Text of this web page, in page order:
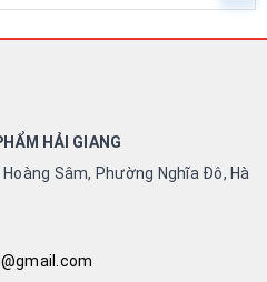
HẢI GIANG
Sâm, Phường Nghĩa Đô, Hà